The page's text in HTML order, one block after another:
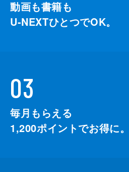
動画も書籍も
U-NEXTひとつでOK。
03
毎月もらえる
1,200ポイントでお得に。